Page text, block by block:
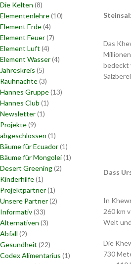
Die Kelten (8)
Elementenlehre(10)
Element Erde(4)
Element Feuer(7)
Element Luft (4)
Element Wasser(4)
Jahreskreis (5)
Rauhnächte(3)
Hannes Gruppe(13)
Hannes Club (1)
Newsletter(1)
Projekte(9)
abgeschlossen (1)
Bäume für Ecuador(1)
Bäume für Mongolei(1)
Desert Greening(2)
Kinderhilfe(1)
Projektpartner(1)
Unsere Partner(2)
Informativ(33)
Alternativen (3)
Abfall (2)
Gesundheit (22)
Codex Alimentarius (1)
Das
bedeckt
Dass
In
260 km
Welt
Die
730